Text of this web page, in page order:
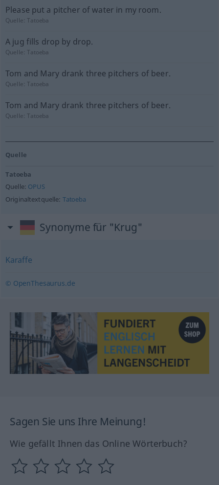
Please put a pitcher of water in my room.
Quelle:Tatoeba
A jug fills drop by drop.
Quelle:Tatoeba
Tom and Mary drank three pitchers of beer.
Quelle:Tatoeba
Tom and Mary drank three pitchers of beer.
Quelle:Tatoeba
Quelle
Tatoeba
Quelle: OPUS
Originaltextquelle: Tatoeba
Synonyme für "Krug"
Karaffe
© OpenThesaurus.de
Sagen Sie uns Ihre Meinung!
Wie gefällt Ihnen das Online Wörterbuch?